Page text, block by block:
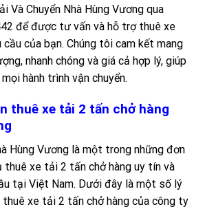
Và Chuyển Nhà Hùng Vương qua
để được tư vấn và hỗ trợ thuê xe
của bạn. Chúng tôi cam kết mang
nhanh chóng và giá cả hợp lý, giúp
hành trình vận chuyển.
thuê xe tải 2 tấn chở hàng
Hùng Vương là một trong những đơn
thuê xe tải 2 tấn chở hàng uy tín và
tại Việt Nam. Dưới đây là một số lý
thuê xe tải 2 tấn chở hàng của công ty